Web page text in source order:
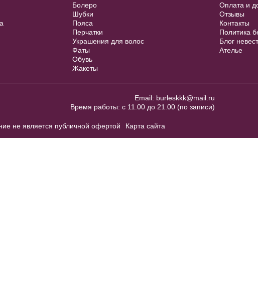
Болеро
Шубки
Пояса
Перчатки
Украшения для волос
Фаты
Обувь
Жакеты
Оплата и
Отзывы
Контакты
Политика
Блог
Ателье
Email: burleskkk@mail.ru
Время работы: с 11.00 до 21.00 (по записи)
не является публичной офертой Карта сайта